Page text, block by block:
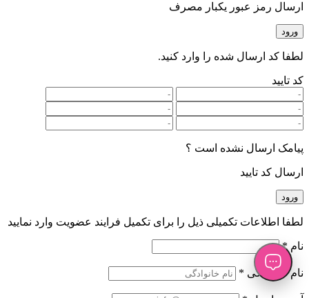
ارسال رمز عبور یکبار مصرف
ورود
لطفا کد ارسال شده را وارد کنید.
کد تایید
پیامک ارسال نشده است ؟
ارسال کد تایید
ورود
لطفا اطلاعات تکمیلی ذیل را برای تکمیل فرایند عضویت وارد نمایید
نام *
نام خانوادگی *